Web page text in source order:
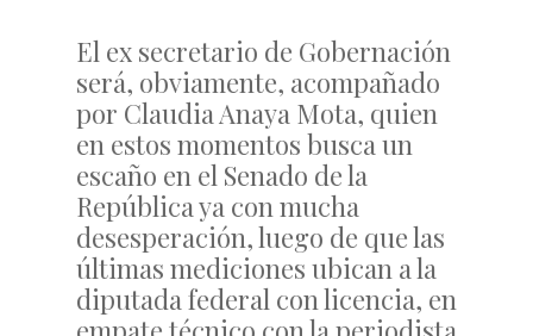
El ex secretario de Gobernación
será, obviamente, acompañado
por Claudia Anaya Mota, quien
en estos momentos busca un
escaño en el Senado de la
República ya con mucha
desesperación, luego de que las
últimas mediciones ubican a la
diputada federal con licencia, en